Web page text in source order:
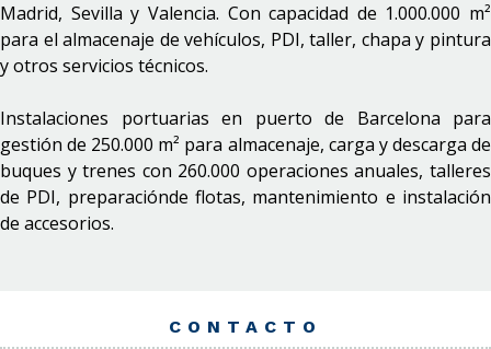
Madrid, Sevilla y Valencia. Con capacidad de 1.000.000 m²
para el almacenaje de vehículos, PDI, taller, chapa y pintura
y otros servicios técnicos.
Instalaciones portuarias en puerto de Barcelona para
gestión de 250.000 m² para almacenaje, carga y descarga de
buques y trenes con 260.000 operaciones anuales, talleres
de PDI, preparaciónde flotas, mantenimiento e instalación
de accesorios.
CONTACTO